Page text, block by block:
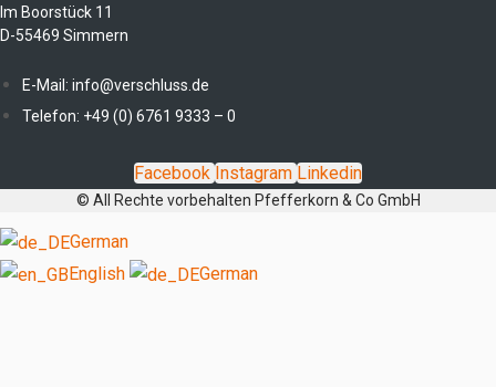
Im Boorstück 11
D-55469 Simmern
E-Mail: info@verschluss.de
Telefon: +49 (0) 6761 9333 – 0
Facebook Instagram Linkedin
© All Rechte vorbehalten Pfefferkorn & Co GmbH
German
English
German